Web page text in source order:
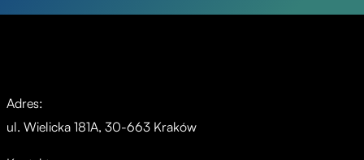
Adres:
ul. Wielicka 181A, 30-663 Kraków